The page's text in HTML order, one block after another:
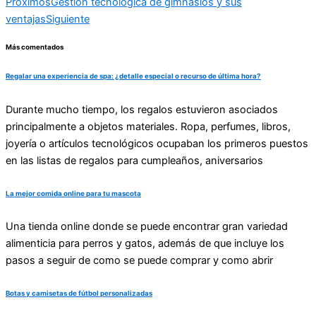
ventajasSiguiente
Más comentados
Regalar una experiencia de spa: ¿detalle especial o recurso de última hora?
Durante mucho tiempo, los regalos estuvieron asociados
principalmente a objetos materiales. Ropa, perfumes, libros,
joyería o artículos tecnológicos ocupaban los primeros puestos
en las listas de regalos para cumpleaños, aniversarios
La mejor comida online para tu mascota
Una tienda online donde se puede encontrar gran variedad
alimenticia para perros y gatos, además de que incluye los
pasos a seguir de como se puede comprar y como abrir
Botas y camisetas de fútbol personalizadas